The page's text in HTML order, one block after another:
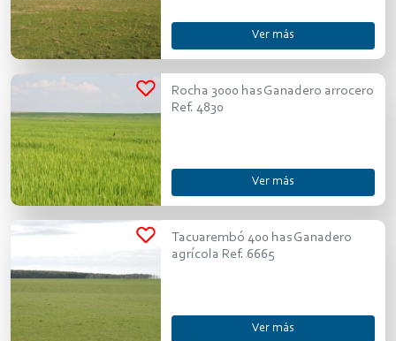
Ver más
Rocha 3000 has Ganadero arrocero
Ref. 4830
Ver más
Tacuarembó 400 has Ganadero
agrícola Ref. 6665
Ver más